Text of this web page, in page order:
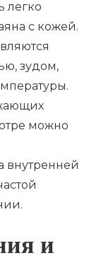
легко
с кожей.
зудом,
можно
внутренней
и